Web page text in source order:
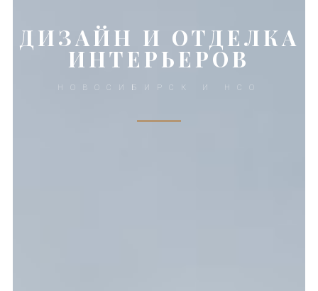
ДИЗАЙН И ОТДЕЛКА
ИНТЕРЬЕРОВ
НОВОСИБИРСК И НСО